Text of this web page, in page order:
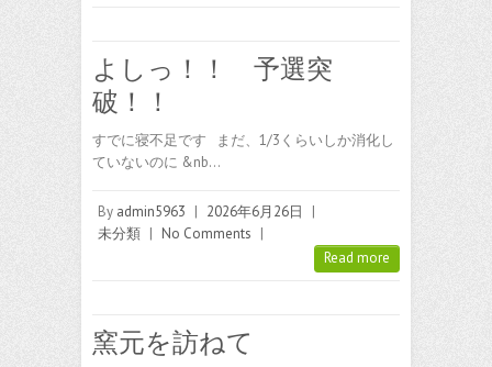
よしっ！！ 予選突
破！！
すでに寝不足です まだ、1/3くらいしか消化し
ていないのに &nb…
By admin5963 | 2026年6月26日
|
未分類 | No Comments |
Read more
窯元を訪ねて